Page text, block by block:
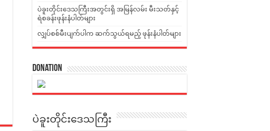
ပဲခူးတိုင်းဒေသကြီးအတွင်းရှိ အမြန်လမ်း မီးသတ်နှင့်
ရဲစခန်းဖုန်းနံပါတ်များ
လျှပ်စစ်မီးပျက်ပါက ဆက်သွယ်ရမည့် ဖုန်းနံပါတ်များ
Donation
ပဲခူးတိုင်းဒေသကြီး